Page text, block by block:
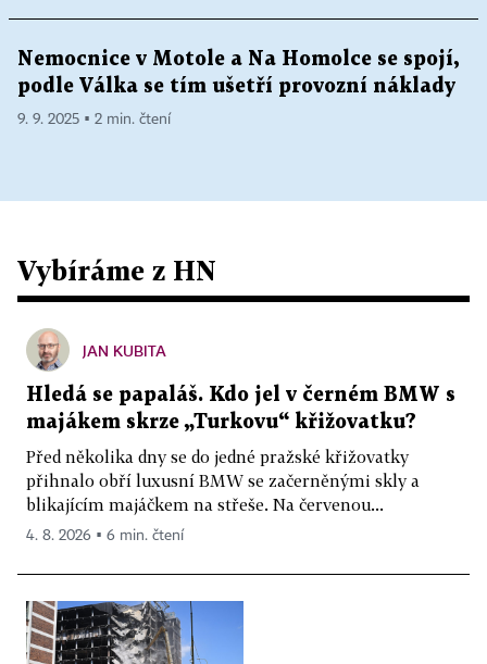
Nemocnice v Motole a Na Homolce se spojí,
podle Válka se tím ušetří provozní náklady
9. 9. 2025 ▪ 2 min. čtení
Vybíráme z HN
JAN KUBITA
Hledá se papaláš. Kdo jel v černém BMW s
majákem skrze „Turkovu“ křižovatku?
Před několika dny se do jedné pražské křižovatky
přihnalo obří luxusní BMW se začerněnými skly a
blikajícím majáčkem na střeše. Na červenou...
4. 8. 2026 ▪ 6 min. čtení